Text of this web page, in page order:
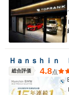
総合評価 4.8点